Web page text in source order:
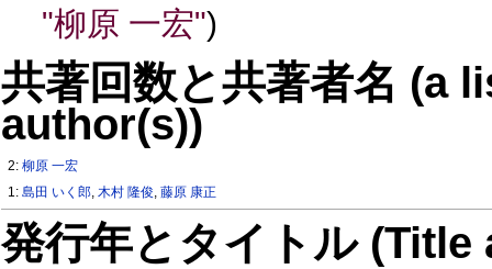
"柳原 一宏")
共著回数と共著者名 (a
author(s))
2:柳原 一宏
1:島田 いく郎,木村 隆俊,藤原 康正
発行年とタイトル